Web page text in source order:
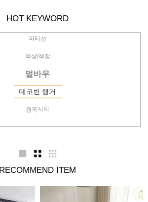
HOT KEYWORD
책상/책장
멀바우
데코빈 행거
원목식탁
파티션
멀바우
데코빈 행거
RECOMMEND ITEM